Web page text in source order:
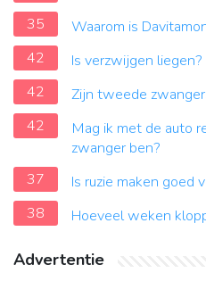
35
Waarom is
42
Is verzwijgen liegen?
42
Zijn tweede
42
Mag ik met de auto
zwanger ben?
37
Is ruzie maken goed
38
Hoeveel weken
Advertentie